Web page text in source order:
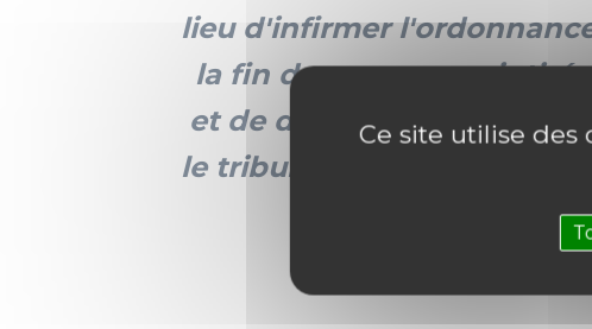
lieu d'infirmer
la fin de non-recevoir
et de dire que l'instance
le tribunal judiciaire entre
et
Ce site utilise des